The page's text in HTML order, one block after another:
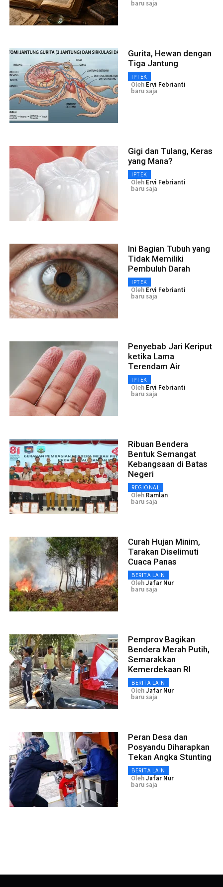
baru saja
Gurita, Hewan dengan
Tiga Jantung
IPTEK
Oleh Ervi Febrianti
baru saja
Gigi dan Tulang, Keras
yang Mana?
IPTEK
Oleh Ervi Febrianti
baru saja
Ini Bagian Tubuh yang
Tidak Memiliki
Pembuluh Darah
IPTEK
Oleh Ervi Febrianti
baru saja
Penyebab Jari Keriput
ketika Lama
Terendam Air
IPTEK
Oleh Ervi Febrianti
baru saja
Ribuan Bendera
Bentuk Semangat
Kebangsaan di Batas
Negeri
REGIONAL
Oleh Ramlan
baru saja
Curah Hujan Minim,
Tarakan Diselimuti
Cuaca Panas
BERITA LAIN
OlehJafar Nur
baru saja
Pemprov Bagikan
Bendera Merah Putih,
Semarakkan
Kemerdekaan RI
BERITA LAIN
OlehJafar Nur
baru saja
Peran Desa dan
Posyandu Diharapkan
Tekan Angka Stunting
BERITA LAIN
OlehJafar Nur
baru saja